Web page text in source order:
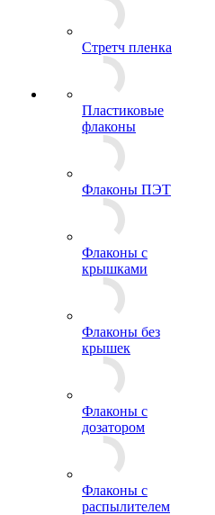
Стретч пленка
Пластиковые
флаконы
Флаконы ПЭТ
Флаконы с
крышками
Флаконы без
крышек
Флаконы с
дозатором
Флаконы с
распылителем